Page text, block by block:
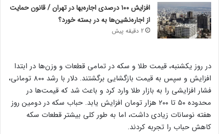
افزایش ۱۰۰ درصدی اجاره‌بها در تهران / قانون حمایت
از اجاره‌نشین‌ها به در بسته خورد؟
2 دقیقه پیش
در روز یکشنبه، قیمت طلا و سکه در تمامی قطعات و وزن‌ها در ابتدا
افزایش و سپس به قیمت بازگشایی برگشتند. دلار با رشد ۸۰۰ تومانی،
فشار افزایشی را به بازار طلا وارد کرد و باعث شد که قیمت‌ها در
محدوده ۵۰ تا ۲۰۰ هزار تومان افزایش یابد. حباب سکه در دومین روز
هفته نوسانات زیادی داشت، اما به طور کلی بیشتر قطعات سکه
کاهش حباب را تجربه کردند.